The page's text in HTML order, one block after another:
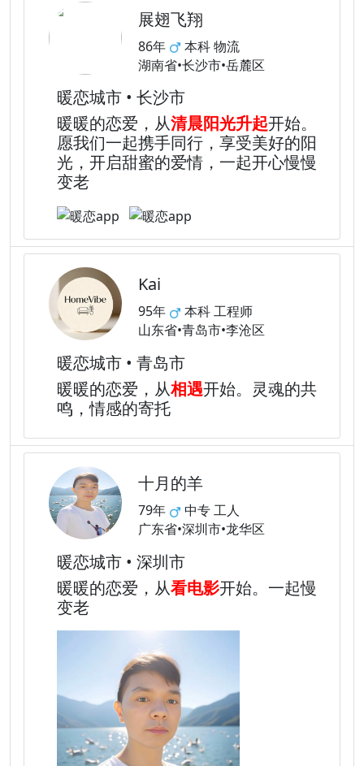
展翅飞翔
86年
本科 物流
湖南省•长沙市•岳麓区
暖恋城市 • 长沙市
暖暖的恋爱，从清晨阳光升起开始。
愿我们一起携手同行，享受美好的阳
光，开启甜蜜的爱情，一起开心慢慢
变老
Kai
95年
本科 工程师
山东省•青岛市•李沧区
暖恋城市 • 青岛市
暖暖的恋爱，从相遇开始。灵魂的共
鸣，情感的寄托
十月的羊
79年
中专 工人
广东省•深圳市•龙华区
暖恋城市 • 深圳市
暖暖的恋爱，从看电影开始。一起慢
变老